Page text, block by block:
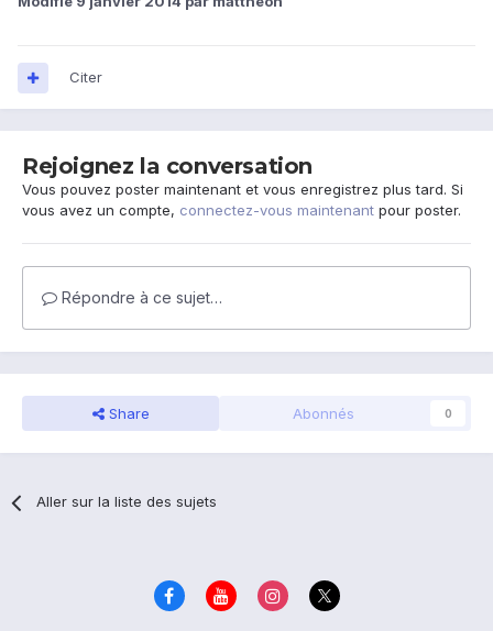
Citer
Rejoignez la conversation
Vous pouvez poster maintenant et vous enregistrez plus tard. Si
vous avez un compte, connectez-vous maintenant pour poster.
Répondre à ce sujet…
Share Abonnés 0
Aller sur la liste des sujets